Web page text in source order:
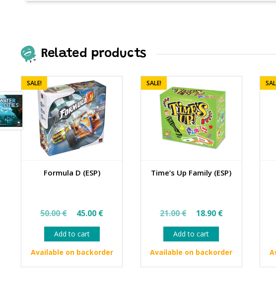
Related products
Formula D (ESP)
SALE!
50.00€
Original
price
was:
50.00 €.
45.00 €Current
45.00 €.
Add to cart
Available on backorder
Time’s Up Family (ESP)
SALE!
21.00€
Original
price
was:
21.00 €.
18.90 €Current
18.90 €.
Add to cart
Available on backorder